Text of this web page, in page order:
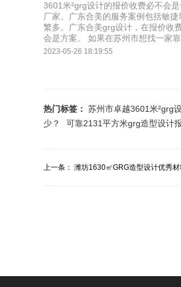
3601米²grg设计的报价收费必不会
厂家。广东合美的服务案例包括敏
繁多。广东合美grg设计，在报价收
会是方案。 如果在苏州市想找一家
2023-05-26 18:19:55
热门标签： 苏州市卓越3601米²grg
少？
可靠2131平方米grg造型设计
上一条： 潍坊1630㎡GRG造型设计优秀材